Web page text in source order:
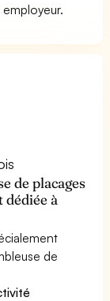
de placages
dédiée à
de